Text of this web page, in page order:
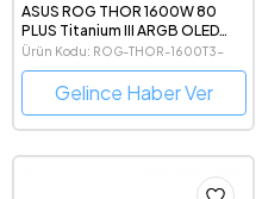
ASUS ROG THOR 1600W 80
PLUS Titanium III ARGB OLED
Ekranlı ATX 3.1 Tam Modüler Güç
Kaynağı
Ürün Kodu: ROG-THOR-1600T3-
GAMING
Gelince Haber Ver